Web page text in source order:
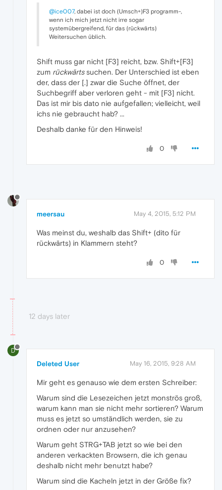
@ice007, dabei ist doch (Umsch+)F3 programm-,
wenn ich mich jetzt nicht irre sogar
systemübergreifend, für das (rückwärts)
Weitersuchen üblich.
Shift muss gar nicht [F3] reicht, bzw. Shift+[F3]
zum rückwärtssuchen. Der Unterschied ist eben
der, dass der [.] zwar die Suche öffnet, der
Suchbegriff aber verloren geht - mit [F3] nicht.
Das ist mir bis dato nie aufgefallen; vielleicht, weil
ichs nie gebraucht hab? ...
Deshalb danke für den Hinweis!
0
meersau May 4, 2015, 5:12 PM
Was meinst du, weshalb das Shift+ (dito für
rückwärts) in Klammern steht?
0
12 days later
D
Deleted User May 16, 2015, 9:28 AM
Mir geht es genauso wie dem ersten Schreiber:
Warum sind die Lesezeichen jetzt monströs groß,
warum kann man sie nicht mehr sortieren? Warum
muss es jetzt so umständlich werden, sie zu
ordnen oder nur anzusehen?
Warum geht STRG+TAB jetzt so wie bei den
anderen verkackten Browsern, die ich genau
deshalb nicht mehr benutzt habe?
Warum sind die Kacheln jetzt in der Größe fix?